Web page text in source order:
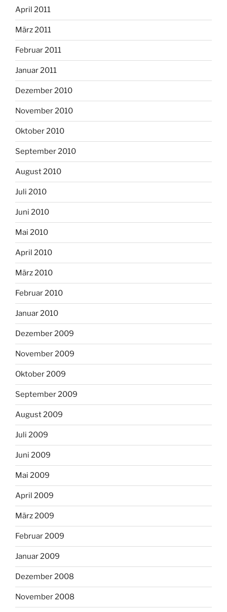
April 2011
März 2011
Februar 2011
Januar 2011
Dezember 2010
November 2010
Oktober 2010
September 2010
August 2010
Juli 2010
Juni 2010
Mai 2010
April 2010
März 2010
Februar 2010
Januar 2010
Dezember 2009
November 2009
Oktober 2009
September 2009
August 2009
Juli 2009
Juni 2009
Mai 2009
April 2009
März 2009
Februar 2009
Januar 2009
Dezember 2008
November 2008